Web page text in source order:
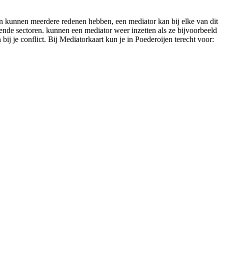
meerdere redenen hebben, een mediator kan bij elke van dit
sectoren. kunnen een mediator weer inzetten als ze bijvoorbeeld
bij je conflict. Bij Mediatorkaart kun je in Poederoijen terecht voor: